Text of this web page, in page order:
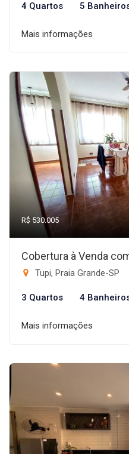
4 Quartos 5
Mais informações
R$ 530.005
Cobertura à Venda
Tupi, Praia Grande-SP
3 Quartos 4
Mais informações